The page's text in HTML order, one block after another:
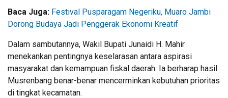
Baca Juga: Festival Pusparagam Negeriku, Muaro Jambi
Dorong Budaya Jadi Penggerak Ekonomi Kreatif
Dalam sambutannya, Wakil Bupati Junaidi H. Mahir
menekankan pentingnya keselarasan antara aspirasi
masyarakat dan kemampuan fiskal daerah. Ia berharap hasil
Musrenbang benar-benar mencerminkan kebutuhan prioritas
di tingkat kecamatan.